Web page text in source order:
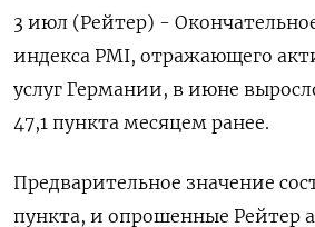
3 июл (Рейтер) -
индекса PMI, отражающего
услуг Германии, в июне
47,1 пункта месяцем ранее.
Предварительное значение
пункта, и опрошенные Рейтер